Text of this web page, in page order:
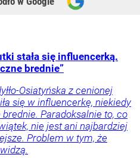
stała się influencerką.
brednie”
Osiatyńska z cenionej
się w influencerkę, niekiedy
Paradoksalnie to, co
nie jest ani najbardziej
Problem w tym, że